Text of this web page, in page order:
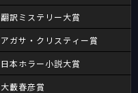
翻訳ミステリー大賞
アガサ・クリスティー賞
日本ホラー小説大賞
大藪春彦賞